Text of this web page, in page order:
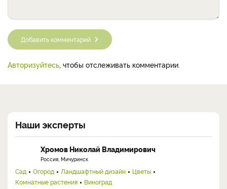
Добавить комментарий
Авторизуйтесь , чтобы отслеживать комментарии.
Наши эксперты
Хромов Николай Владимирович
Россия, Мичуринск
Сад Огород Ландшафтный дизайн
Цветы
Комнатные растения
Виноград